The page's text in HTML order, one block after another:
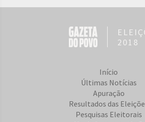
2018
Início
Últimas Notícias
Apuração
Resultados das
Pesquisas Eleitorais